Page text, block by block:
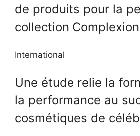
de produits pour la
collection
International
Une étude relie la
la performance au
cosmétiques de